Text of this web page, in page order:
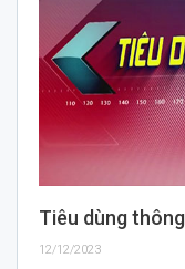
Tiêu dùng
12/12/2023